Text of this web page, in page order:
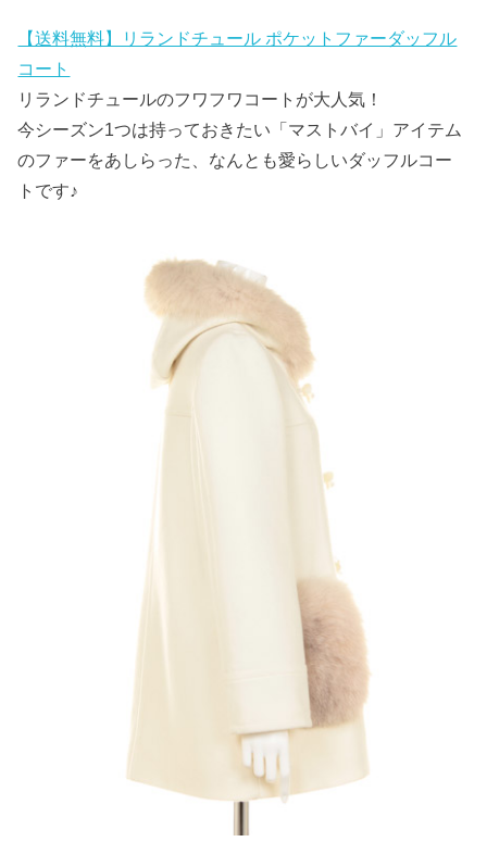
【送料無料】リランドチュール ポケットファーダッフル
コート
リランドチュールのフワフワコートが大人気！
今シーズン1つは持っておきたい「マストバイ」アイテム
のファーをあしらった、なんとも愛らしいダッフルコー
トです♪